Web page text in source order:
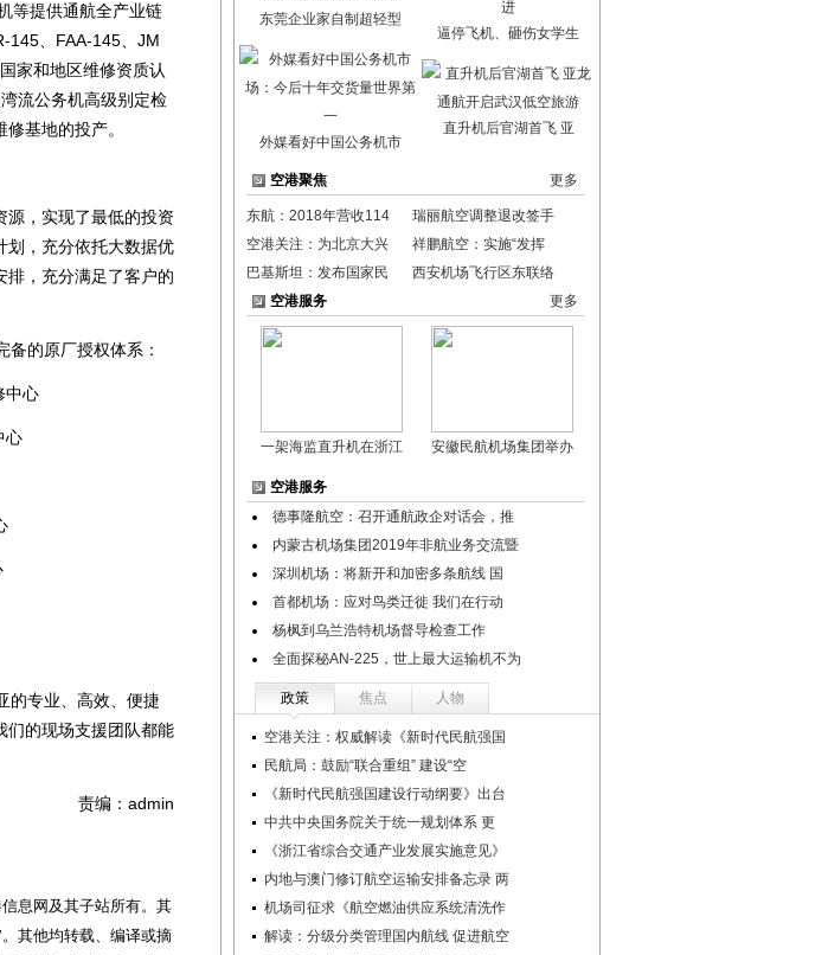
提供通航全产业链
145、FAA-145、JM
家和地区维修资质认
流公务机高级别定检
基地的投产。
，实现了最低的投资
划，充分依托大数据优
排，充分满足了客户的
的原厂授权体系：
中心
心
专业、高效、便捷
们的现场支援团队都能
责编：admin
息网及其子站所有。其
其他均转载、编译或摘
东莞企业家自制超轻型
逼停飞机、砸伤女学生
外媒看好中国公务机市
直升机后官湖首飞 亚
空港聚焦 更多
东航：2018年营收114
瑞丽航空调整退改签手
空港关注：为北京大兴
祥鹏航空：实施“发挥
巴基斯坦：发布国家民
西安机场飞行区东联络
空港服务
更多
一架海监直升机在浙江 安徽民航机场集团举办
空港服务
德事隆航空：召开通航政企对话会，推
内蒙古机场集团2019年非航业务交流暨
深圳机场：将新开和加密多条航线 国
首都机场：应对鸟类迁徙 我们在行动
杨枫到乌兰浩特机场督导检查工作
全面探秘AN-225，世上最大运输机不为
政策 焦点 人物
空港关注：权威解读《新时代民航强国
民航局：鼓励“联合重组” 建设“空
《新时代民航强国建设行动纲要》出台
中共中央国务院关于统一规划体系 更
《浙江省综合交通产业发展实施意见》
内地与澳门修订航空运输安排备忘录 两
机场司征求《航空燃油供应系统清洗作
解读：分级分类管理国内航线 促进航空